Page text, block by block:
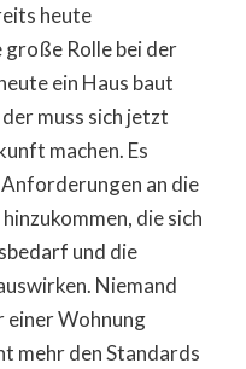
heute
Rolle bei der
ein Haus baut
muss sich jetzt
machen. Es
an die
die sich
und die
Niemand
einer Wohnung
mehr den Standards